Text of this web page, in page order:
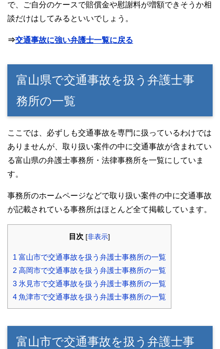
で、ご自分のケースで賠償金や慰謝料が増額できそうか相
談だけはしてみるといいでしょう。
⇒交通事故に強い弁護士一覧に戻る
富山県で交通事故を扱う弁護士事
務所の一覧
ここでは、必ずしも交通事故を専門に扱っているわけでは
ありませんが、取り扱い案件の中に交通事故が含まれてい
る富山県の弁護士事務所・法律事務所を一覧にしていま
す。
事務所のホームページなどで取り扱い案件の中に交通事故
が記載されている事務所はほとんど全て掲載しています。
目次 [非表示]
1 富山市で交通事故を扱う弁護士事務所の一覧
2 高岡市で交通事故を扱う弁護士事務所の一覧
3 氷見市で交通事故を扱う弁護士事務所の一覧
4 魚津市で交通事故を扱う弁護士事務所の一覧
富山市で交通事故を扱う弁護士事